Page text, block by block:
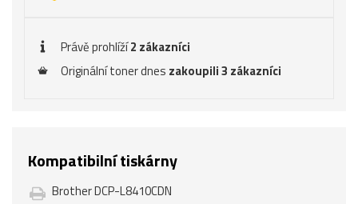
Právě prohlíží2 zákazníci
Originální toner dnes zakoupili 3 zákazníci
Kompatibilní tiskárny
Brother DCP-L8410CDN